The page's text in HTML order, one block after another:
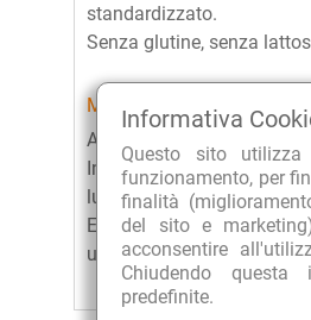
Informativa
Questo sito
funzionamento, per
finalità
del sito e
acconsentire
Chiudendo
predefinite.
standardizzato.
Senza glutine, senza
MODALITÀ D'USO
Assumere 1 capsula
Ingerire la capsula con
lungo la vitalità e
Evitare di aprire la
un’alterazione